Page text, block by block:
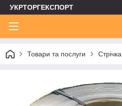
УКРТОРГЕКСПОРТ
Товари та послуги